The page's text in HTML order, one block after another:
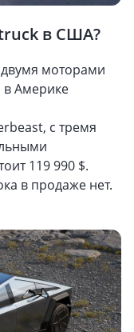
в США?
моторами
Америке
с тремя
119 990 $.
в продаже нет.